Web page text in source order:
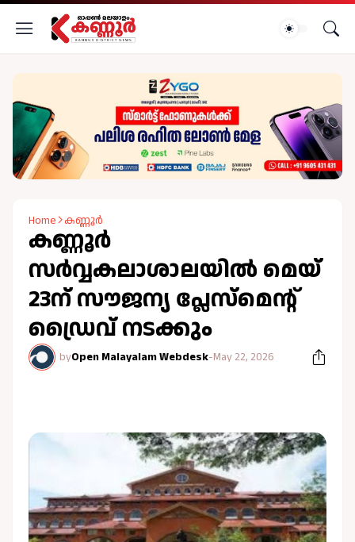
Home കണ്ണൂർ
കണ്ണൂർ
സർവ്വകലാശാലയിൽ മെയ്
23ന് സൗജന്യ പ്ലേസ്‌മെന്റ്
ഡ്രൈവ് നടക്കും
byOpen Malayalam Webdesk-May 22, 2026